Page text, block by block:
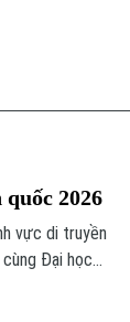
2026
vực di truyền
Đại học